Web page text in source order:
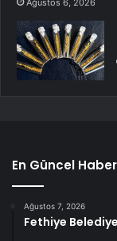
En Güncel
Ağustos 7, 2026
Fethiye